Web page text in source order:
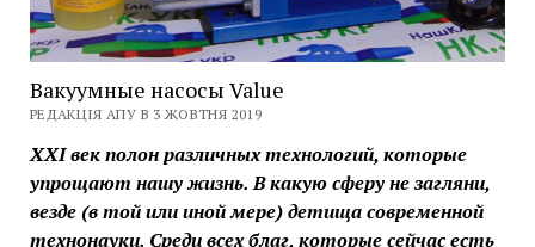
Вакуумные насосы Value
РЕДАКЦІЯ АПУ В 3 ЖОВТНЯ 2019
ХХI век полон различных технологий, которые
упрощают нашу жизнь. В какую сферу не загляни,
везде (в той или иной мере) детища современной
технонауки. Среди всех благ, которые сейчас есть